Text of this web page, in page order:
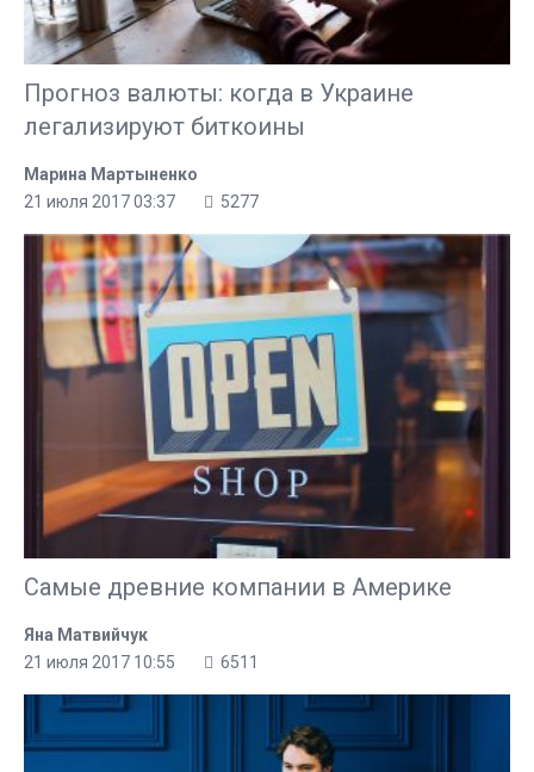
Прогноз валюты: когда в Украине
легализируют биткоины
Марина Мартыненко
21 июля 2017 03:37
5277
Самые древние компании в Америке
Яна Матвийчук
21 июля 2017 10:55
6511